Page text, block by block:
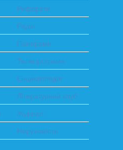
Реферати
Радіо
Панорами
Телепрограма
Енциклопедія
Літературний клуб
Журнал
Нерухомість